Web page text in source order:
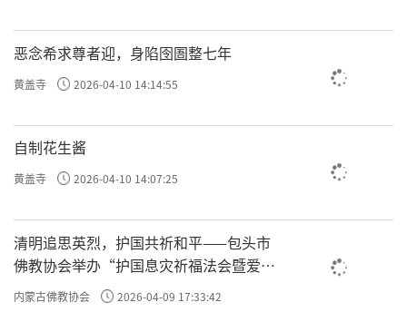
恶念希求尊者迎，身陷囹圄整七年
黄盖寺 2026-04-10 14:14:55
自制花生酱
黄盖寺 2026-04-10 14:07:25
清明追思英烈，护国共祈和平——包头市
佛教协会举办“护国息灾祈福法会暨爱国
主义电影观影活动”
内蒙古佛教协会 2026-04-09 17:33:42